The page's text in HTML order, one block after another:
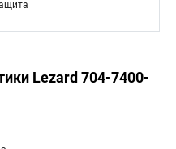
Lezard 704-7400-